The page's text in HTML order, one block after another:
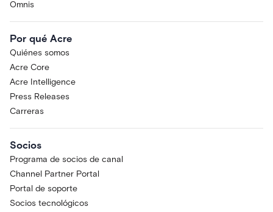
Omnis
Por qué Acre
Quiénes somos
Acre Core
Acre Intelligence
Press Releases
Carreras
Socios
Programa de socios de canal
Channel Partner Portal
Portal de soporte
Socios tecnológicos